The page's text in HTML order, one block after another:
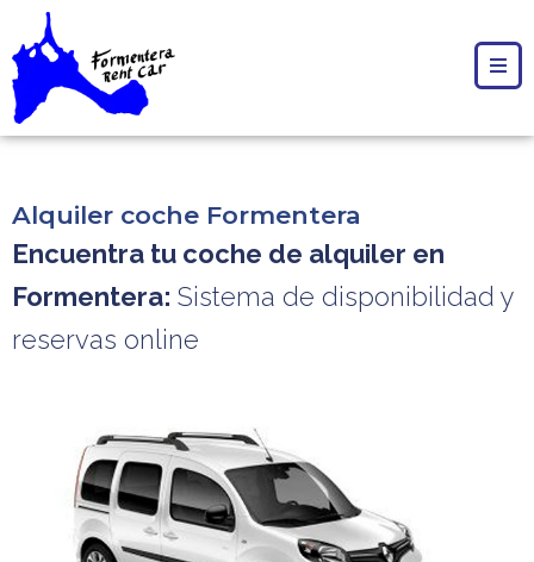
Alquiler coche Formentera
Encuentra tu coche de alquiler en
Formentera: Sistema de disponibilidad y
reservas online